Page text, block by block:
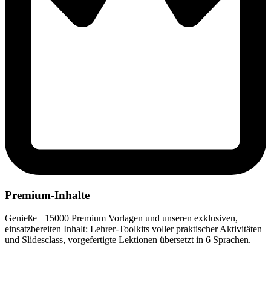
Premium-Inhalte
Genieße +15000 Premium Vorlagen und unseren exklusiven,
einsatzbereiten Inhalt: Lehrer-Toolkits voller praktischer Aktivitäten
und Slidesclass, vorgefertigte Lektionen übersetzt in 6 Sprachen.